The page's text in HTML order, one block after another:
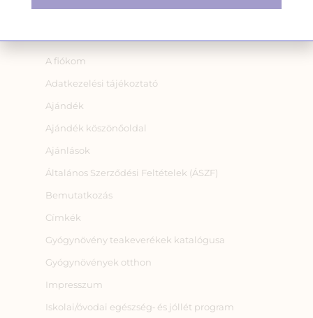
OLDALAK
A fiókom
Adatkezelési tájékoztató
Ajándék
Ajándék köszönőoldal
Ajánlások
Általános Szerződési Feltételek (ÁSZF)
Bemutatkozás
Címkék
Gyógynövény teakeverékek katalógusa
Gyógynövények otthon
Impresszum
Iskolai/óvodai egészség‑ és jóllét program